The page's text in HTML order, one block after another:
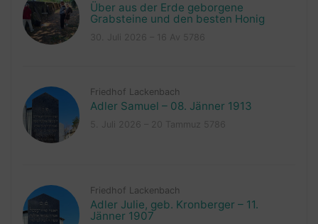
Über aus der Erde geborgene
Grabsteine und den besten Honig
Friedhof Lackenbach
Adler Samuel – 08. Jänner 1913
Friedhof Lackenbach
Adler Julie, geb. Kronberger – 11.
Jänner 1907